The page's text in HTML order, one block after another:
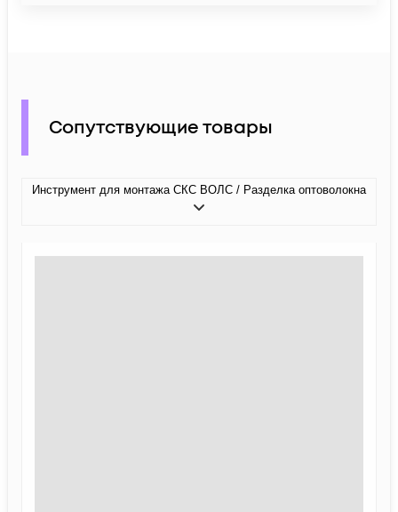
Сопутствующие товары
Инструмент для монтажа СКС ВОЛС / Разделка оптоволокна